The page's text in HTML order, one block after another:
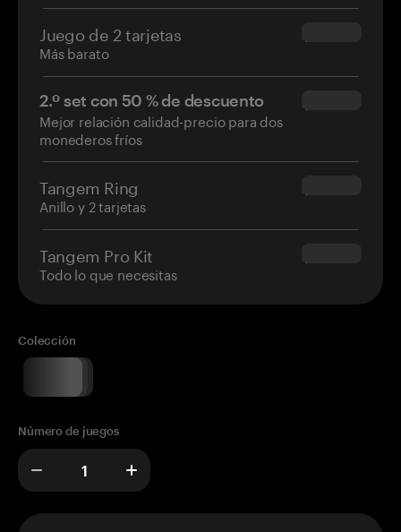
Juego de 2 tarjetas
Más barato
$54.90
2.º set con 50 % de descuento
Mejor relación calidad-precio para dos
monederos fríos
$34.95
Tangem Ring
Anillo y 2 tarjetas
$160.00
Tangem Pro Kit
Todo lo que necesitas
$180.00
Colección
Número de juegos